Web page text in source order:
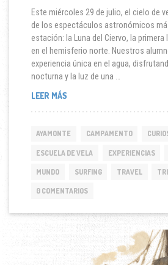
Este miércoles 29 de julio, el cielo de
de los espectáculos astronómicos
estación: la Luna del Ciervo, la primera
en el hemisferio norte. Nuestros
experiencia única en el agua,
nocturna y la luz de una …
LEER MÁSTRAVESÍA
LUNA
AYAMONTE CAMPAMENTO
ESCUELA DE VELA EXPERIENCIAS
MUNDO SURFING TRAVEL
0 COMENTARIOS